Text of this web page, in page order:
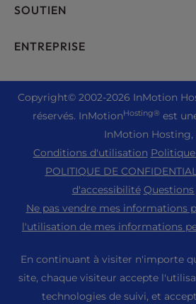
Serveurs de métal nu
Solutions d'hébergement pour
Hébergement pour revendeurs
Revendeur VPS
Courriel professionnel
Constructeur de site Web
Hébergement cPanel
Hébergement Joomla
Hébergement Laravel
Hébergement Linux
Hébergement Magento
Hébergement de serveurs
Hébergement PHP
Hébergement Ubuntu
SOUTIEN
Chat en direct
+44 2045 763722
Assistance Premier
Centre d'assistance
Ressources
Soutien à la communauté
Tutoriels WordPress
Hébergement géré
Migrations de sites Web
ENTREPRISE
À propos de nous
Emplacement des centres de
Centre de données de Los Angeles
Centre de données Ashburn
Presse
Carrières
Blog
Programme d'affiliation
Copyright© 2002-2026 InMotion
réservés. InMotionHosting® est
InMotion Hosting,
Conditions d'utilisation
POLITIQUE DE
d'accessibilité
Ne pas vendre mes informations
l'utilisation de mes informations
En continuant à visiter n'importe
site, chaque visiteur accepte
technologies de suivi, et